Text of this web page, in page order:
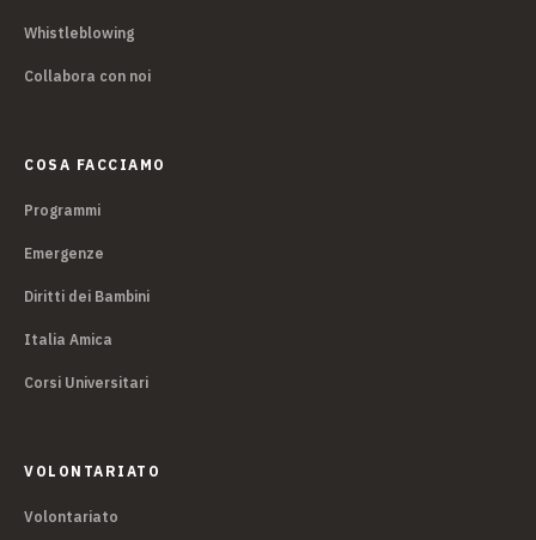
Whistleblowing
Collabora con noi
COSA FACCIAMO
Programmi
Emergenze
Diritti dei Bambini
Italia Amica
Corsi Universitari
VOLONTARIATO
Volontariato